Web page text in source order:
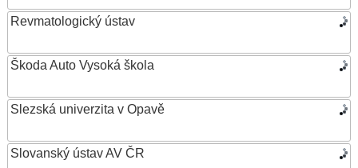
Revmatologický ústav
Škoda Auto Vysoká škola
Slezská univerzita v Opavě
Slovanský ústav AV ČR